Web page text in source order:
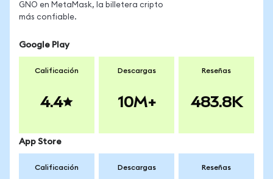
GNO en MetaMask, la billetera cripto
más confiable.
Google Play
Calificación
4.4
Descargas
10M+
Reseñas
483.8K
App Store
Calificación Descargas Reseñas